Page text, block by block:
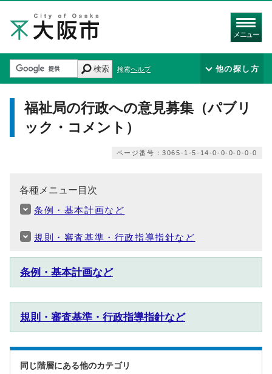
メニュー
検索 検索ヘルプ 他の探し方
福祉局の行政への意見募集（パブリ
ック・コメント）
ページ番号：3065-1-5-14-0-0-0-0-0-0
各種メニュー目次
条例・基本計画など
規則・審査基準・行政指導指針など
条例・基本計画など
規則・審査基準・行政指導指針など
同じ階層にある他のカテゴリ